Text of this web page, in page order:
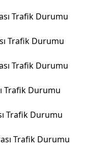
Trafik Durumu
Trafik Durumu
Trafik Durumu
Trafik Durumu
Trafik Durumu
Trafik Durumu